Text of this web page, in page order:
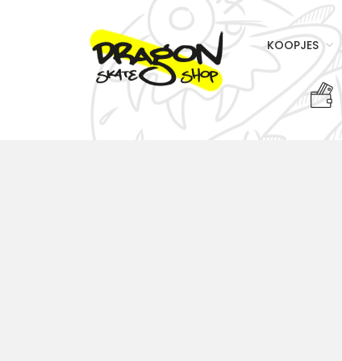
KOOPJES